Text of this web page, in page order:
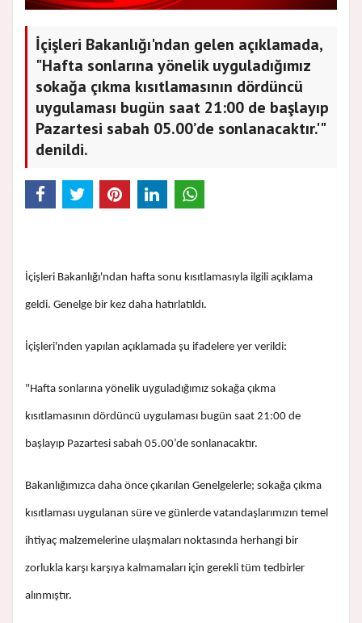
İçişleri Bakanlığı'ndan gelen açıklamada,
"Hafta sonlarına yönelik uyguladığımız
sokağa çıkma kısıtlamasının dördüncü
uygulaması bugün saat 21:00 de başlayıp
Pazartesi sabah 05.00’de sonlanacaktır.'"
denildi.
İçişleri Bakanlığı'ndan hafta sonu kısıtlamasıyla ilgili açıklama
geldi. Genelge bir kez daha hatırlatıldı.
İçişleri'nden yapılan açıklamada şu ifadelere yer verildi:
"Hafta sonlarına yönelik uyguladığımız sokağa çıkma
kısıtlamasının dördüncü uygulaması bugün saat 21:00 de
başlayıp Pazartesi sabah 05.00’de sonlanacaktır.
Bakanlığımızca daha önce çıkarılan Genelgelerle; sokağa çıkma
kısıtlaması uygulanan süre ve günlerde vatandaşlarımızın temel
ihtiyaç malzemelerine ulaşmaları noktasında herhangi bir
zorlukla karşı karşıya kalmamaları için gerekli tüm tedbirler
alınmıştır.